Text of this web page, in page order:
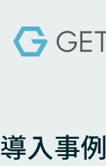
導入事例